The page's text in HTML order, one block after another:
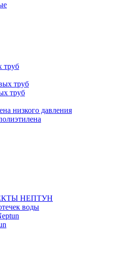
труб
труб
труб
низкого давления
НЕПТУН
воды